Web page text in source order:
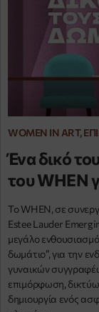
WOMEN IN ART,
Ένα δικό
του WHEN
Το WHEN, σε
Estee Lauder
μεγάλο
δωμάτιο”, για την
γυναικών
επιμόρφωση,
δημιουργία ενός